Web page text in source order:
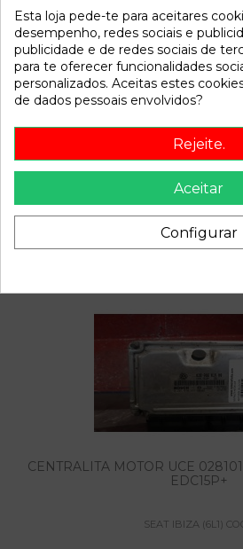
Referência 802835
Disponível a partir de: 2022-04-06
Descrição
Recambio de centralita cierre para
referencia OEM IAM 6Q0959433E
CENTRALITA MOTOR UCE
EDC15P+
SEAT IBIZA (6L1)
Esta loja pede-te para aceitares
desempenho, redes sociais e
publicidade e de redes sociais de
para te oferecer funcionalidades
personalizados. Aceitas estes
de dados pessoais envolvidos?
Rejeite.
Aceitar
Configurar